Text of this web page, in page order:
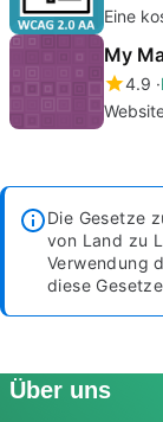
Eine
My
4.9
Die Gesetze
von Land zu
Verwendung
diese
Über uns